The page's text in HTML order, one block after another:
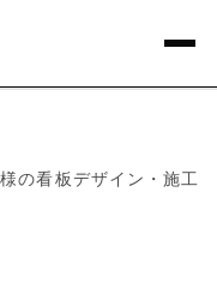
の看板デザイン・施工